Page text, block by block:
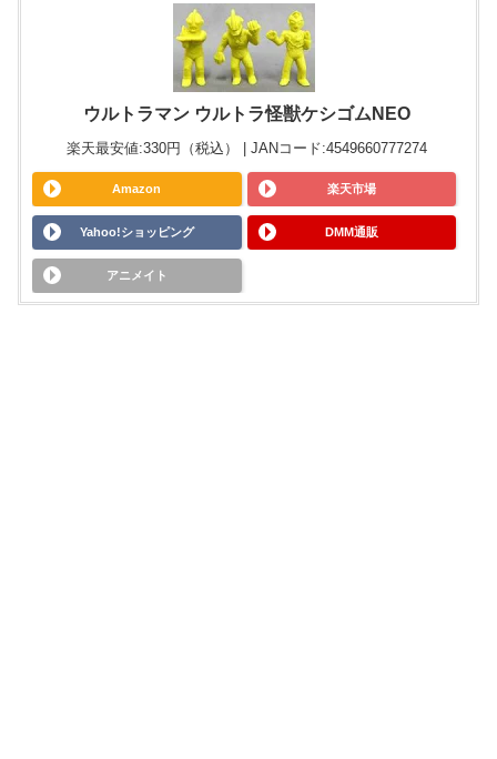
ウルトラマン ウルトラ怪獣ケシゴムNEO
楽天最安値:330円（税込） | JANコード:4549660777274
Amazon 楽天市場
Yahoo!ショッピング DMM通販
アニメイト